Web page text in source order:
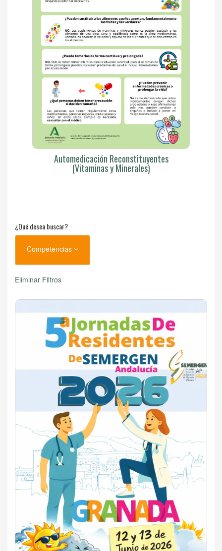
Automedicación Reconstituyentes
(Vitaminas y Minerales)
¿Qué desea buscar?
Competencias
Eliminar Filtros